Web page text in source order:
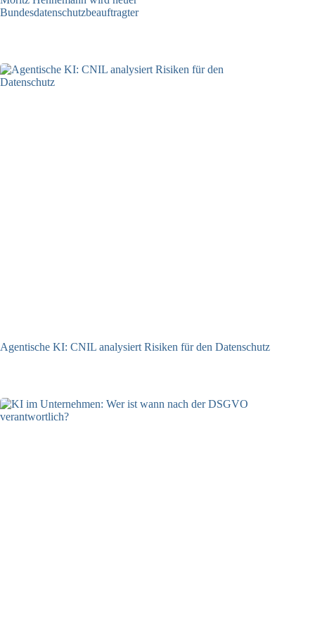
Bundesdatenschutzbeauftragter
Agentische KI: CNIL analysiert Risiken für den Datenschutz